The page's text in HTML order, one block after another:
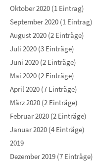
Oktober 2020 (1 Eintrag)
September 2020 (1 Eintrag)
August 2020 (2 Einträge)
Juli 2020 (3 Einträge)
Juni 2020 (2 Einträge)
Mai 2020 (2 Einträge)
April 2020 (7 Einträge)
März 2020 (2 Einträge)
Februar 2020 (2 Einträge)
Januar 2020 (4 Einträge)
2019
Dezember 2019 (7 Einträge)